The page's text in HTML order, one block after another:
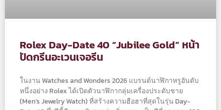
Rolex Day-Date 40 “Jubilee Gold” หน้า
ปัดกรีนอะเวนเจอรีน
ในงาน Watches and Wonders 2026 แบรนด์นาฬิกาหรูอันดับ
หนึ่งอย่าง Rolex ได้เปิดตัวนาฬิกากลุ่มเครื่องประดับชาย
(Men’s Jewelry Watch) ที่สร้างความฮือฮาที่สุดในรุ่น Day-